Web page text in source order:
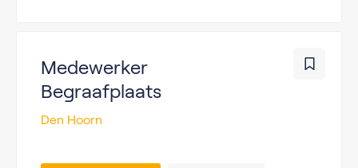
Medewerker
Begraafplaats
Den Hoorn